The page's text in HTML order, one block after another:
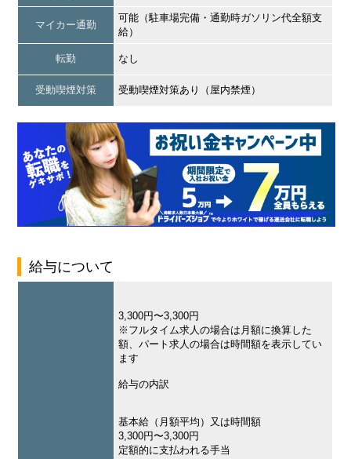
マイカー通勤
可能（駐車場完備・通勤時ガソリン代全額支
給）
転勤 なし
受動喫煙対策 受動喫煙対策あり（屋内禁煙）
給与について
3,300円〜3,300円
※フルタイム求人の場合は月額に換算した
額、パート求人の場合は時間額を表示してい
ます
給与の内訳
基本給（月額平均）又は時間額
3,300円〜3,300円
定額的に支払われる手当